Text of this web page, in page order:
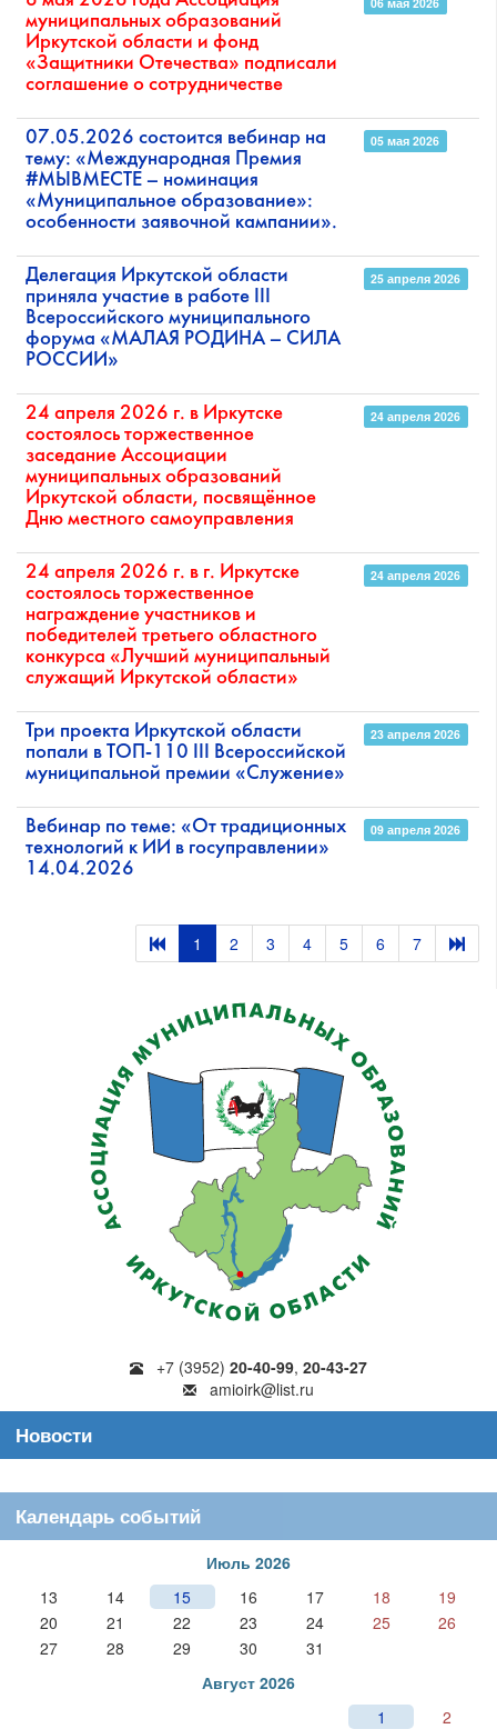
муниципальных образований
Иркутской области и фонд
«Защитники Отечества» подписали
соглашение о сотрудничестве
07.05.2026 состоится вебинар на
тему: «Международная Премия
#МЫВМЕСТЕ – номинация
«Муниципальное образование»:
особенности заявочной кампании».
05 мая 2026
Делегация Иркутской области
приняла участие в работе III
Всероссийского муниципального
форума «МАЛАЯ РОДИНА – СИЛА
РОССИИ»
25 апреля 2026
24 апреля 2026 г. в Иркутске
состоялось торжественное
заседание Ассоциации
муниципальных образований
Иркутской области, посвящённое
Дню местного самоуправления
24 апреля 2026
24 апреля 2026 г. в г. Иркутске
состоялось торжественное
награждение участников и
победителей третьего областного
конкурса «Лучший муниципальный
служащий Иркутской области»
24 апреля 2026
Три проекта Иркутской области
попали в ТОП-110 III Всероссийской
муниципальной премии «Служение»
23 апреля 2026
Вебинар по теме: «От традиционных
технологий к ИИ в госуправлении»
14.04.2026
09 апреля 2026
1 2 3 4 5 6 7
+7 (3952) 20-40-99, 20-43-27
amioirk@list.ru
Новости
Календарь событий
Июль 2026
13
14 15 16 17 18
19
20
21 22 23 24 25
26
27
28 29 30
31
Август 2026
1
2